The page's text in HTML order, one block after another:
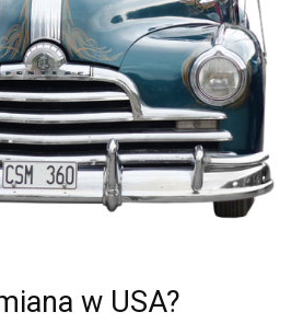
w USA?